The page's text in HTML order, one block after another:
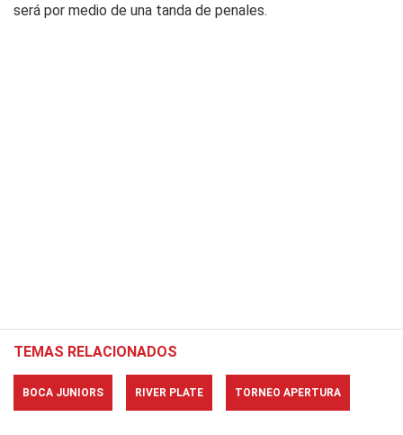
será por medio de una tanda de penales.
TEMAS RELACIONADOS
BOCA JUNIORS RIVER PLATE TORNEO APERTURA